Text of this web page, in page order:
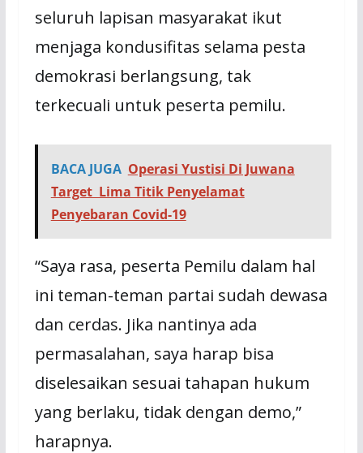
seluruh lapisan masyarakat ikut
menjaga kondusifitas selama pesta
demokrasi berlangsung, tak
terkecuali untuk peserta pemilu.
BACA JUGA Operasi Yustisi Di Juwana
Target Lima Titik Penyelamat
Penyebaran Covid-19
“Saya rasa, peserta Pemilu dalam hal
ini teman-teman partai sudah dewasa
dan cerdas. Jika nantinya ada
permasalahan, saya harap bisa
diselesaikan sesuai tahapan hukum
yang berlaku, tidak dengan demo,”
harapnya.